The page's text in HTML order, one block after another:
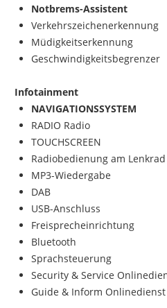
Notbrems-Assistent
Verkehrszeichenerkennung
Müdigkeitserkennung
Geschwindigkeitsbegrenzer
Infotainment
NAVIGATIONSSYSTEM
RADIO Radio
TOUCHSCREEN
Radiobedienung am Lenkrad
MP3-Wiedergabe
DAB
USB-Anschluss
Freisprecheinrichtung
Bluetooth
Sprachsteuerung
Security & Service
Guide & Inform Onlinedienst